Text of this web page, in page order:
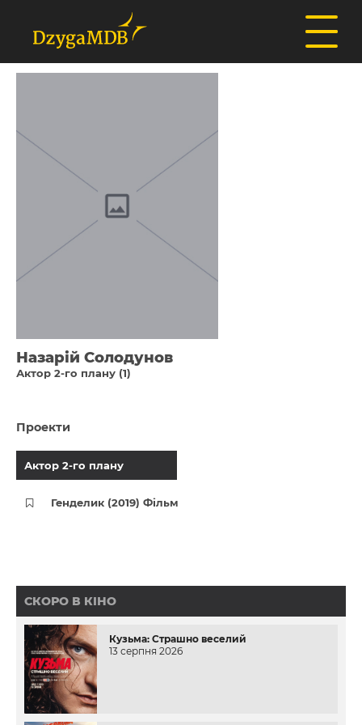
Назарій Солодунов
Актор 2-го плану (1)
Проекти
Актор 2-го плану
Генделик (2019) Фільм
СКОРО В КІНО
Кузьма: Страшно веселий
13 серпня 2026